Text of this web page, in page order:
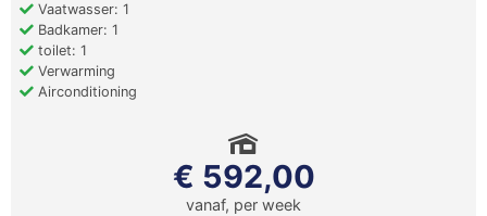
Vaatwasser: 1
Badkamer: 1
toilet: 1
Verwarming
Airconditioning
€ 592,00
vanaf, per week